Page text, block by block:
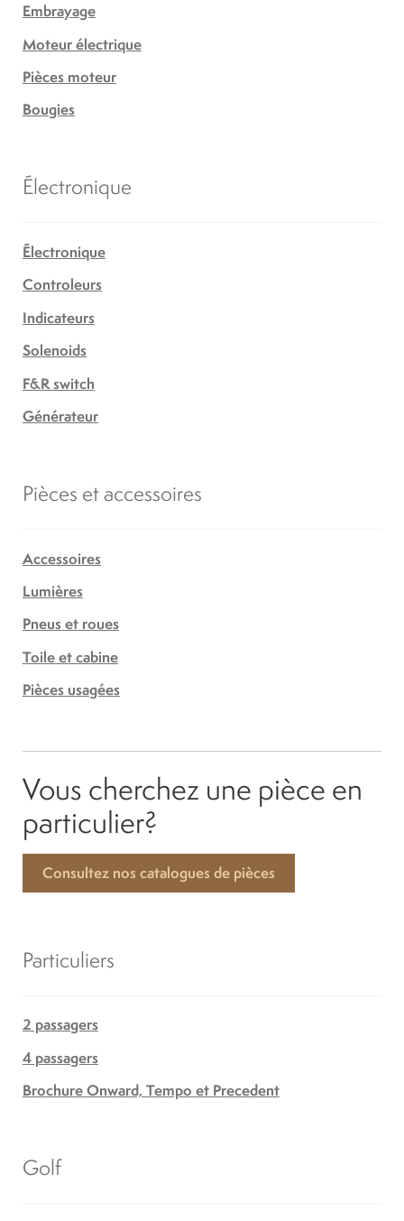
Embrayage
Moteur électrique
Pièces moteur
Bougies
Électronique
Électronique
Controleurs
Indicateurs
Solenoids
F&R switch
Générateur
Pièces et accessoires
Accessoires
Lumières
Pneus et roues
Toile et cabine
Pièces usagées
Vous cherchez une pièce en
particulier?
Consultez nos catalogues de pièces
Particuliers
2 passagers
4 passagers
Brochure Onward, Tempo et Precedent
Golf